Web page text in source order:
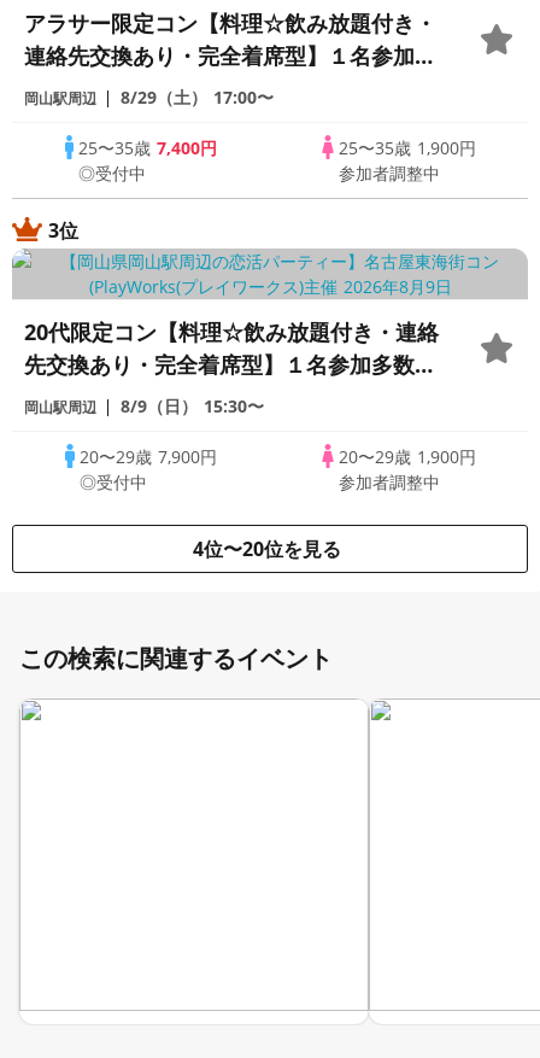
アラサー限定コン【料理☆飲み放題付き・
連絡先交換あり・完全着席型】１名参加多
数・初参加も大歓迎☆プレイワークス主催
岡山駅周辺 8/29（土） 17:00〜
25〜35歳7,400円
◎受付中
25〜35歳 1,900円
参加者調整中
3位
20代限定コン【料理☆飲み放題付き・連絡
先交換あり・完全着席型】１名参加多数・
初参加も大歓迎☆プレイワークス主催☆
岡山駅周辺 8/9（日） 15:30〜
20〜29歳 7,900円
◎受付中
20〜29歳 1,900円
参加者調整中
4位〜20位を見る
この検索に関連するイベント